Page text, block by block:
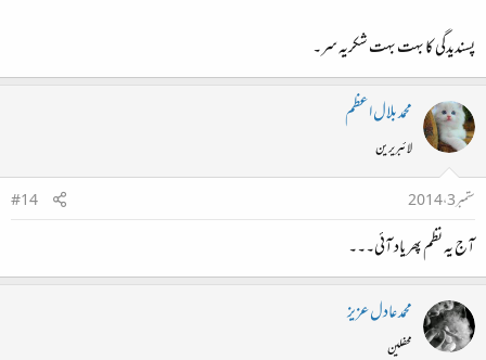
پسندیدگی کا بہت بہت شکریہ سر۔
محمد بلال اعظم
لائبریرین
ستمبر 3، 2014
#14
آج یہ نظم پھر یاد آئی۔۔۔
محمد عادل عزیز
محفلین